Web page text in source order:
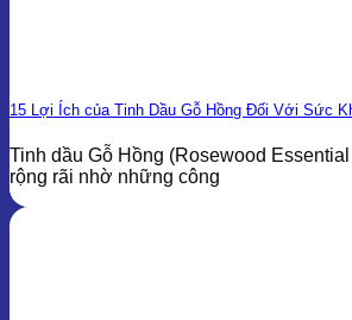
15 Lợi Ích của Tinh Dầu Gỗ Hồng Đối Với Sức
Tinh dầu Gỗ Hồng (Rosewood
rộng rãi nhờ những công